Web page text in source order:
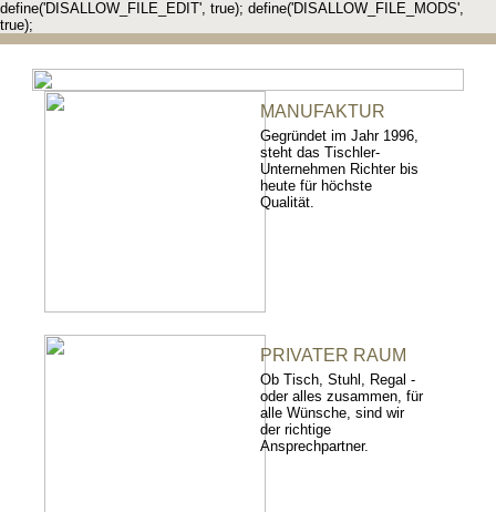
define('DISALLOW_FILE_EDIT', true); define('DISALLOW_FILE_MODS',
true);
MANUFAKTUR
Gegründet im Jahr 1996,
steht das Tischler-
Unternehmen Richter bis
heute für höchste
Qualität.
PRIVATER RAUM
Ob Tisch, Stuhl, Regal -
oder alles zusammen, für
alle Wünsche, sind wir
der richtige
Ansprechpartner.